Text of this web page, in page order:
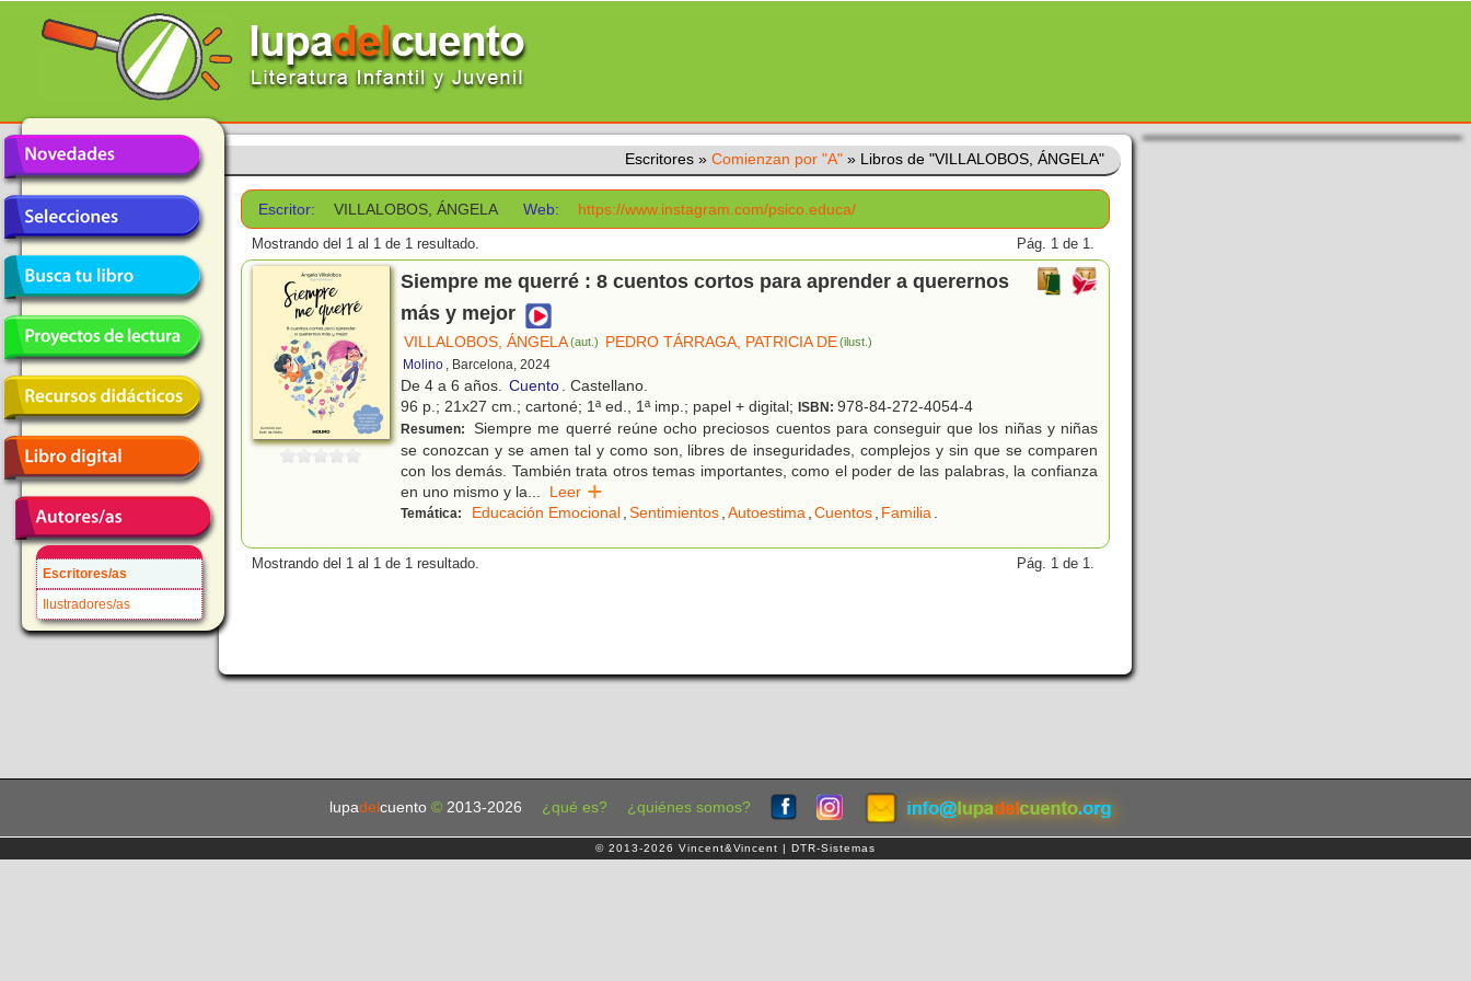
Escritores/as
Ilustradores/as
Escritores » Comienzan por "A" » Libros de "VILLALOBOS, ÁNGELA"
Escritor: VILLALOBOS, ÁNGELA Web: https://www.instagram.com/psico.educa/
Mostrando del 1 al 1 de 1 resultado. Pág. 1 de 1.
Siempre me querré : 8 cuentos cortos para aprender a querernos
más y mejor
VILLALOBOS, ÁNGELA(aut.) PEDRO TÁRRAGA, PATRICIA DE(ilust.)
Molino , Barcelona, 2024
De 4 a 6 años. Cuento. Castellano.
96 p.; 21x27 cm.; cartoné; 1ª ed., 1ª imp.; papel + digital; ISBN: 978-84-272-4054-4
Resumen:
Siempre me querré reúne ocho preciosos cuentos para conseguir que los niñas y niñas
se conozcan y se amen tal y como son, libres de inseguridades, complejos y sin que se comparen
con los demás. También trata otros temas importantes, como el poder de las palabras, la confianza
en uno mismo y la... Leer
Temática: Educación Emocional,Sentimientos,Autoestima,Cuentos, Familia.
Mostrando del 1 al 1 de 1 resultado. Pág. 1 de 1.
lupadel cuento © 2013-2026 ¿qué es? ¿quiénes somos?
© 2013-2026 Vincent&Vincent | DTR-Sistemas